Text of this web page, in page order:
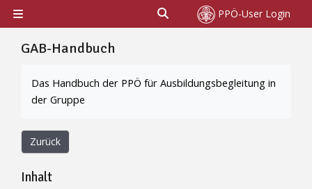
Zum Hauptinhalt
Website-Übersicht
Sucheingabe umschalten
PPÖ-User Login
GAB-Handbuch
Das Handbuch der PPÖ für Ausbildungsbegleitung in
der Gruppe
Zurück
Inhalt